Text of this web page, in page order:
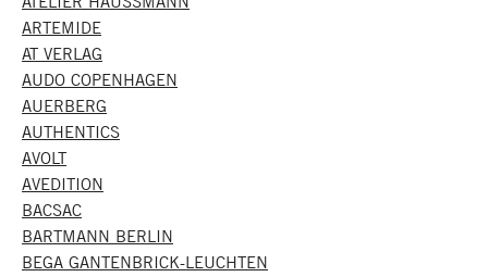
ARTEMIDE
AT VERLAG
AUDO COPENHAGEN
AUERBERG
AUTHENTICS
AVOLT
AVEDITION
BACSAC
BARTMANN BERLIN
BEGA GANTENBRICK-LEUCHTEN